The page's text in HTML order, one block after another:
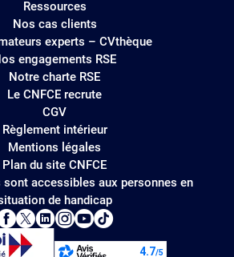
Ressources
Nos cas clients
experts – CVthèque
engagements RSE
Notre charte RSE
Le CNFCE recrute
CGV
Règlement intérieur
Mentions légales
Plan du site CNFCE
accessibles aux personnes en
de handicap